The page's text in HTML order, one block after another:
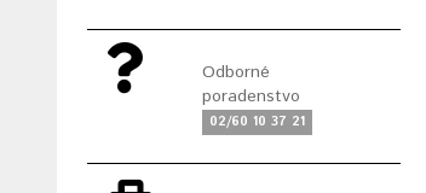
Odborné
poradenstvo
02/60 10 37 21